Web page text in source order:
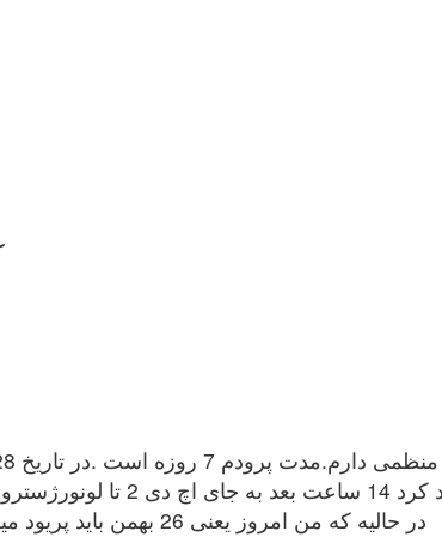
در حالیه که من امروز یعنی 26 بهمن باید پریود میشدم ولی فعلا تا این لحظه خبری نیست..می خواستم ببینم پریودم تا چند روز عقب میفته ؟؟؟؟